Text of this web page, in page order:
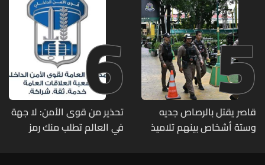
5
قاصر يقتل بالرصاص جديه
وستة أشخاص بينهم تلاميذ
6
تحذير من قوى الأمن: لا جهة
في العالم تطلب منك رمز